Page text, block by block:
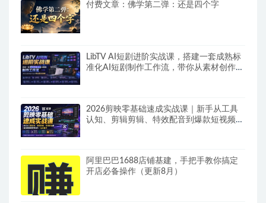
付费文章：佛学第二弹：还是四个字
LibTV AI短剧进阶实战课，搭建一套成熟标
准化AI短剧制作工作流，带你从素材创作走
2026剪映零基础速成实战课｜新手从工具
认知、剪辑剪辑、特效配音到爆款短视频完
阿里巴巴1688店铺基建，手把手教你搞定
开店必备操作（更新8月）